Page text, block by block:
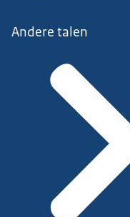
Andere talen